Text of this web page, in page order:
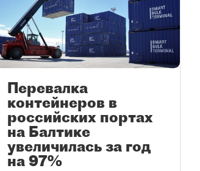
Перевалка
контейнеров в
российских портах
на Балтике
увеличилась за год
на 97%